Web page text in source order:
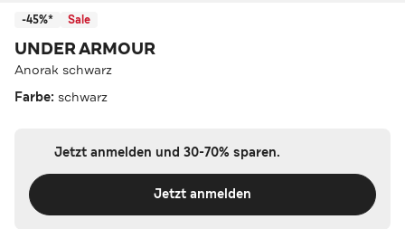
-45%* Sale
UNDER ARMOUR
Anorak schwarz
Farbe: schwarz
Jetzt anmelden und 30-70% sparen.
Jetzt anmelden